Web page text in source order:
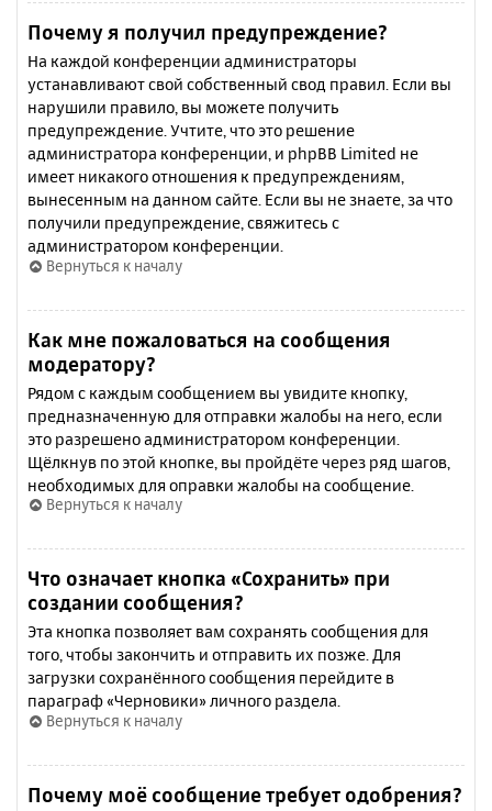
Почему я получил предупреждение?
На каждой конференции администраторы
устанавливают свой собственный свод правил. Если вы
нарушили правило, вы можете получить
предупреждение. Учтите, что это решение
администратора конференции, и phpBB Limited не
имеет никакого отношения к предупреждениям,
вынесенным на данном сайте. Если вы не знаете, за что
получили предупреждение, свяжитесь с
администратором конференции.
Вернуться к началу
Как мне пожаловаться на сообщения
модератору?
Рядом с каждым сообщением вы увидите кнопку,
предназначенную для отправки жалобы на него, если
это разрешено администратором конференции.
Щёлкнув по этой кнопке, вы пройдёте через ряд шагов,
необходимых для оправки жалобы на сообщение.
Вернуться к началу
Что означает кнопка «Сохранить» при
создании сообщения?
Эта кнопка позволяет вам сохранять сообщения для
того, чтобы закончить и отправить их позже. Для
загрузки сохранённого сообщения перейдите в
параграф «Черновики» личного раздела.
Вернуться к началу
Почему моё сообщение требует одобрения?